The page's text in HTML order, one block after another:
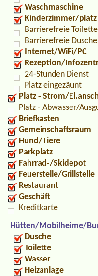
Waschmaschine
Kinderzimmer/platz
Barrierefreie
Barrierefreie
Internet/WiFi/PC
Rezeption/
24-Stunden Dienst
Platz eingezäunt
Platz - Strom/
Platz - Abwasser/
Briefkasten
Gemeinschaftsraum
Hund/Tiere
Parkplatz
Fahrrad-/Skidepot
Feuerstelle/Grillstelle
Restaurant
Geschäft
Kreditkarte
Hütten/Mobilheime/
Dusche
Toilette
Wasser
Heizanlage